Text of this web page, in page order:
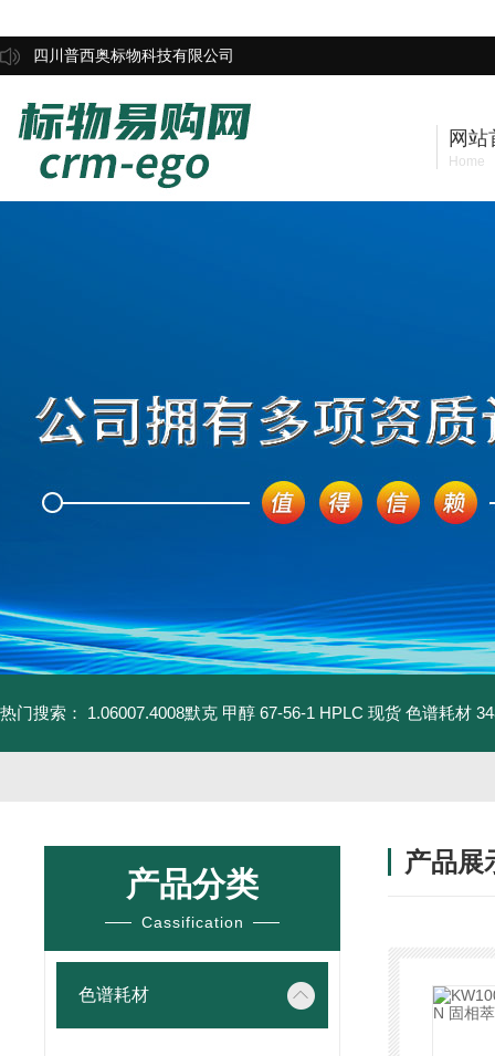
四川普西奥标物科技有限公司
网站
Home
热门搜索： 1.06007.4008默克 甲醇 67-56-1 HPLC 现货 色谱耗材
产品分类
Cassification
色谱耗材
产品展